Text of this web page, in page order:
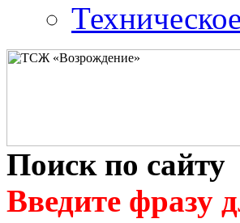
Поиск по сайту
Введите фразу